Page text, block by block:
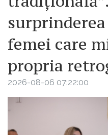
femei care
propria
2026-08-06 07:22:00